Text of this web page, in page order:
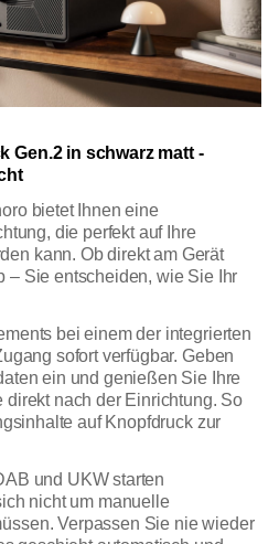
Gen.2 in schwarz matt -
bietet Ihnen eine
die perfekt auf Ihre
kann. Ob direkt am Gerät
– Sie entscheiden, wie Sie Ihr
bei einem der integrierten
sofort verfügbar. Geben
ein und genießen Sie Ihre
direkt nach der Einrichtung. So
auf Knopfdruck zur
und UKW starten
nicht um manuelle
Verpassen Sie nie wieder